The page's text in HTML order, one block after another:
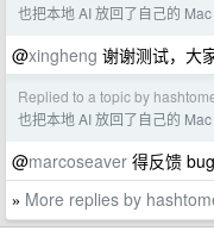
也把本地 AI 放回了自己的 Mac
@xingheng 谢谢测试，大
Replied to a topic by
也把本地 AI 放回了自己的 Mac
@marcoseaver 得反馈
» More replies by